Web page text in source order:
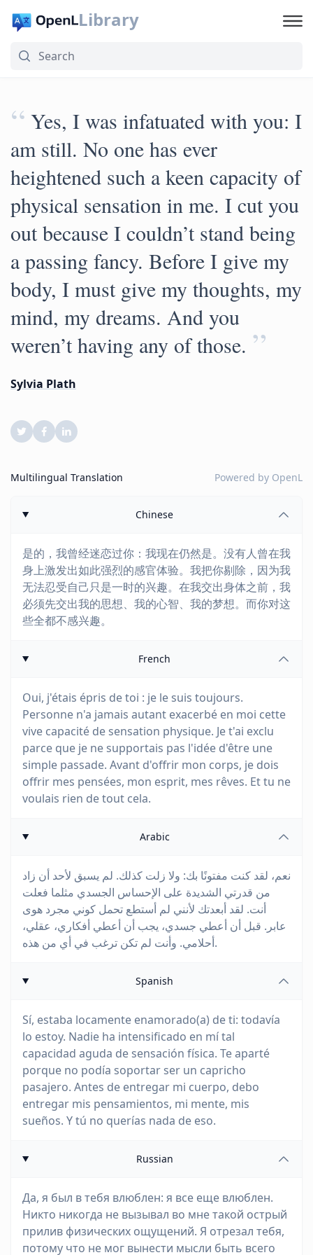
Library
“ Yes, I was infatuated with you: I
am still. No one has ever
heightened such a keen capacity of
physical sensation in me. I cut you
out because I couldn’t stand being
a passing fancy. Before I give my
body, I must give my thoughts, my
mind, my dreams. And you
weren’t having any of those. ”
Sylvia Plath
Multilingual Translation Powered by OpenL
Chinese
是的，我曾经迷恋过你：我现在仍然是。没有人曾在我
身上激发出如此强烈的感官体验。我把你剔除，因为我
无法忍受自己只是一时的兴趣。在我交出身体之前，我
必须先交出我的思想、我的心智、我的梦想。而你对这
些全都不感兴趣。
French
Oui, j'étais épris de toi : je le suis toujours.
Personne n'a jamais autant exacerbé en moi cette
vive capacité de sensation physique. Je t'ai exclu
parce que je ne supportais pas l'idée d'être une
simple passade. Avant d'offrir mon corps, je dois
offrir mes pensées, mon esprit, mes rêves. Et tu ne
voulais rien de tout cela.
Arabic
نعم، لقد كنت مفتونًا بك: ولا زلت كذلك. لم يسبق لأحد أن زاد
من قدرتي الشديدة على الإحساس الجسدي مثلما فعلت
أنت. لقد أبعدتك لأنني لم أستطع تحمل كوني مجرد هوى
عابر. قبل أن أعطي جسدي، يجب أن أعطي أفكاري، عقلي،
أحلامي. وأنت لم تكن ترغب في أي من هذه.
Spanish
Sí, estaba locamente enamorado(a) de ti: todavía
lo estoy. Nadie ha intensificado en mí tal
capacidad aguda de sensación física. Te aparté
porque no podía soportar ser un capricho
pasajero. Antes de entregar mi cuerpo, debo
entregar mis pensamientos, mi mente, mis
sueños. Y tú no querías nada de eso.
Russian
Да, я был в тебя влюблен: я все еще влюблен.
Никто никогда не вызывал во мне такой острый
прилив физических ощущений. Я отрезал тебя,
потому что не мог вынести мысли быть всего